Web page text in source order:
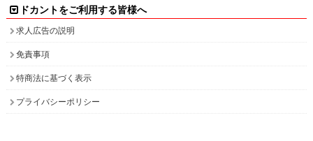
ドカントをご利用する皆様へ
求人広告の説明
免責事項
特商法に基づく表示
プライバシーポリシー